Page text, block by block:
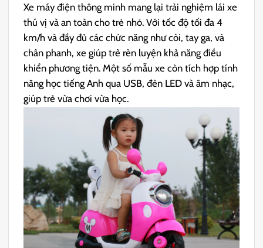
Xe máy điện thông minh mang lại trải nghiệm lái xe
thú vị và an toàn cho trẻ nhỏ. Với tốc độ tối đa 4
km/h và đầy đủ các chức năng như còi, tay ga, và
chân phanh, xe giúp trẻ rèn luyện khả năng điều
khiển phương tiện. Một số mẫu xe còn tích hợp tính
năng học tiếng Anh qua USB, đèn LED và âm nhạc,
giúp trẻ vừa chơi vừa học.